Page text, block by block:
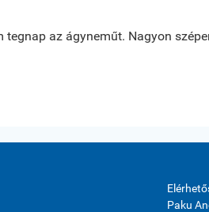
tegnap az ágyneműt. Nagyon
Paku